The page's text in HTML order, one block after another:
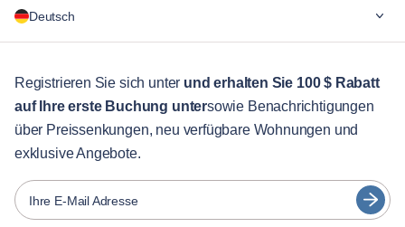
Für Unternehmen
Gästebetreuung
Stadt-Guide
Partner
Vermieter von Möbeln
Vermieter
Deutsch
English
Português
Español
Français
Registrieren Sie sich unter und erhalten Sie 100 $ Rabatt
auf Ihre erste Buchung untersowie Benachrichtigungen
über Preissenkungen, neu verfügbare Wohnungen und
exklusive Angebote.
Ihre E-Mail Adresse